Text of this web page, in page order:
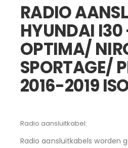
RADIO
HYUNDAI I30
OPTIMA/
SPORTAGE/
2016-2019
Radio aansluitkabel:
Radio aansluitkabels worden